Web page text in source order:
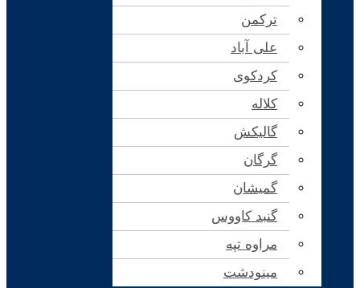
ترکمن
علی آباد
کردکوی
کلاله
گالیکش
گرگان
گمیشان
گنبد کاووس
مراوه تپه
مینودشت